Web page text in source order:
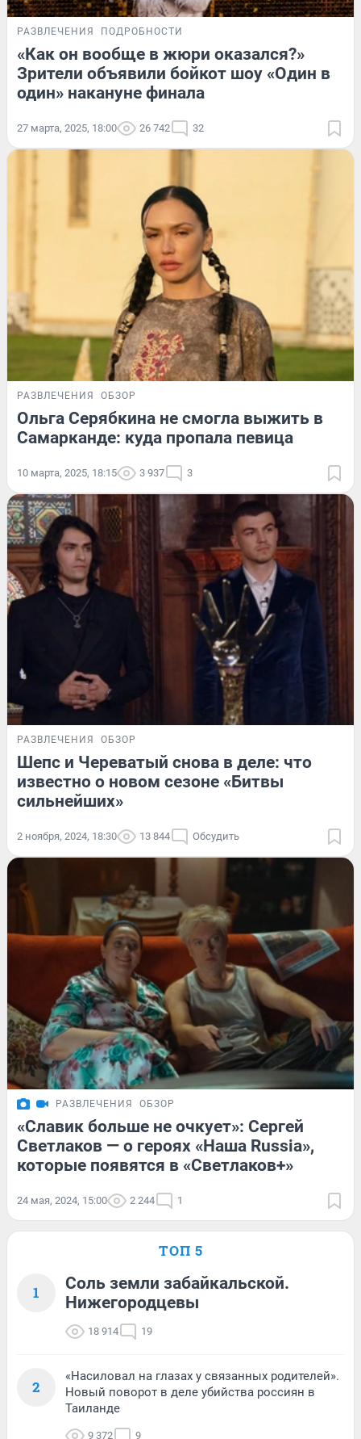
РАЗВЛЕЧЕНИЯ ПОДРОБНОСТИ
«Как он вообще в жюри оказался?»
Зрители объявили бойкот шоу «Один в
один» накануне финала
27 марта, 2025, 18:00 26 742 32
РАЗВЛЕЧЕНИЯ ОБЗОР
Ольга Серябкина не смогла выжить в
Самарканде: куда пропала певица
10 марта, 2025, 18:15 3 937 3
РАЗВЛЕЧЕНИЯ ОБЗОР
Шепс и Череватый снова в деле: что
известно о новом сезоне «Битвы
сильнейших»
2 ноября, 2024, 18:30 13 844 Обсудить
РАЗВЛЕЧЕНИЯ ОБЗОР
«Славик больше не очкует»: Сергей
Светлаков — о героях «Наша Russia»,
которые появятся в «Светлаков+»
24 мая, 2024, 15:00 2 244 1
ТОП 5
1
Соль земли забайкальской.
Нижегородцевы
18 914 19
2
«Насиловал на глазах у связанных родителей».
Новый поворот в деле убийства россиян в
Таиланде
9 372 9